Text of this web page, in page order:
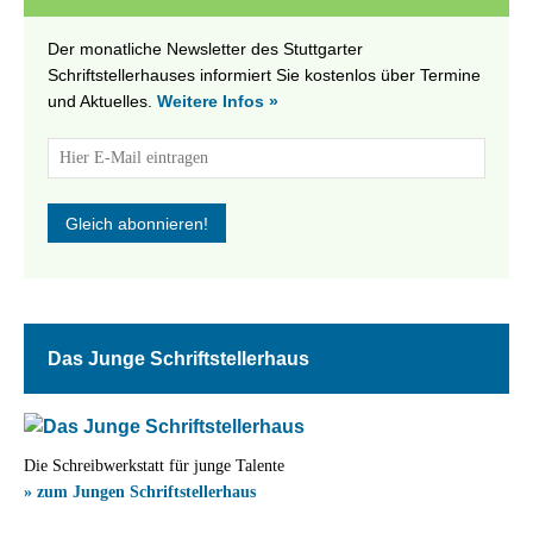
Der monatliche Newsletter des Stuttgarter
Schriftstellerhauses informiert Sie kostenlos über Termine
und Aktuelles. Weitere Infos »
Das Junge Schriftstellerhaus
Die Schreibwerkstatt für junge Talente
» zum Jungen Schriftstellerhaus